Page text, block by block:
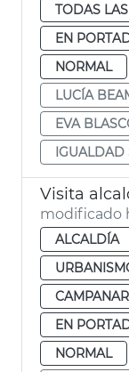
TODAS
EN
NORMAL
LUCÍA
EVA
IGUALDAD
modificado
ALCALDÍA
CAMPANAR
EN
NORMAL